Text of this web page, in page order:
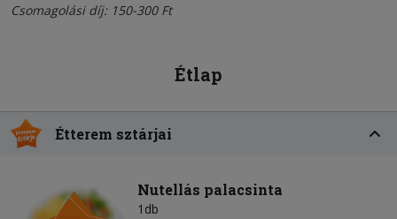
Csomagolási díj: 150-300 Ft
Étlap
Étterem sztárjai
Nutellás palacsinta
1db